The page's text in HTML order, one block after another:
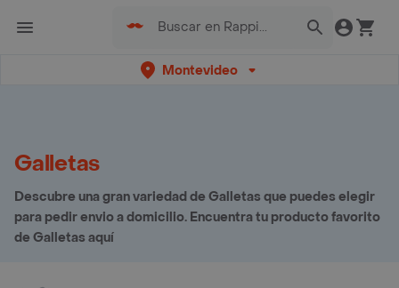
Montevideo
Galletas
Descubre una gran variedad de Galletas que puedes elegir
para pedir envio a domicilio. Encuentra tu producto favorito
de Galletas aquí